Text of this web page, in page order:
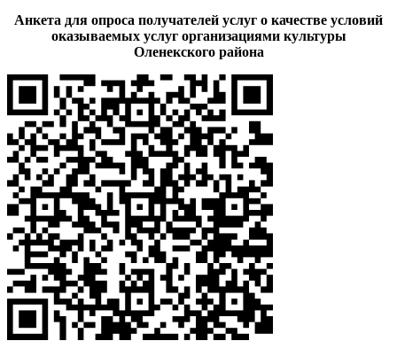
Анкета для опроса получателей услуг о качестве условий
оказываемых услуг организациями культуры
Оленекского района